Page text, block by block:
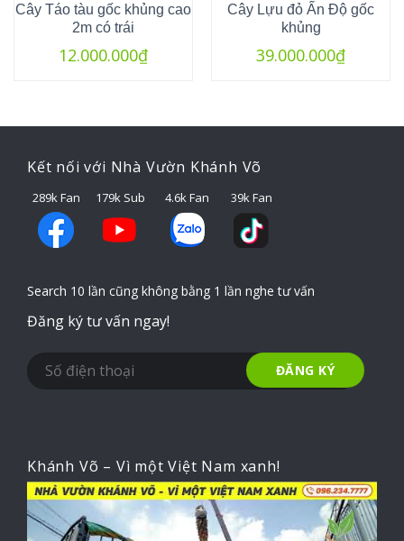
Cây Táo tàu gốc khủng cao
2m có trái
12.000.000₫
Cây Lựu đỏ Ấn Độ gốc
khủng
39.000.000₫
Kết nối với Nhà Vườn Khánh Võ
289k Fan 179k Sub 4.6k Fan 39k Fan
Search 10 lần cũng không bằng 1 lần nghe tư vấn
Đăng ký tư vấn ngay!
Khánh Võ – Vì một Việt Nam xanh!